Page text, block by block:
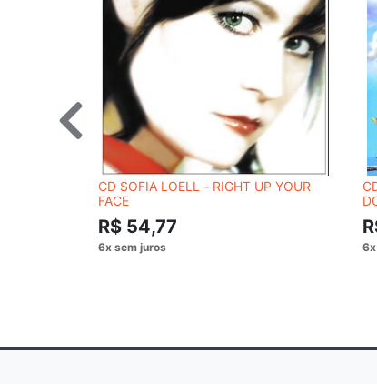
CD SOFIA LOELL - RIGHT UP YOUR
FACE
R$ 54,77